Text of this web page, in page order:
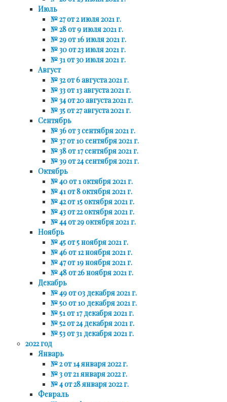
Июль
№ 27 от 2 июля 2021 г.
№ 28 от 9 июля 2021 г.
№ 29 от 16 июля 2021 г.
№ 30 от 23 июля 2021 г.
№ 31 от 30 июля 2021 г.
Август
№ 32 от 6 августа 2021 г.
№ 33 от 13 августа 2021 г.
№ 34 от 20 августа 2021 г.
№ 35 от 27 августа 2021 г.
Сентябрь
№ 36 от 3 сентября 2021 г.
№ 37 от 10 сентября 2021 г.
№ 38 от 17 сентября 2021 г.
№ 39 от 24 сентября 2021 г.
Октябрь
№ 40 от 1 октября 2021 г.
№ 41 от 8 октября 2021 г.
№ 42 от 15 октября 2021 г.
№ 43 от 22 октября 2021 г.
№ 44 от 29 октября 2021 г.
Ноябрь
№ 45 от 5 ноября 2021 г.
№ 46 от 12 ноября 2021 г.
№ 47 от 19 ноября 2021 г.
№ 48 от 26 ноября 2021 г.
Декабрь
№ 49 от 03 декабря 2021 г.
№ 50 от 10 декабря 2021 г.
№ 51 от 17 декабря 2021 г.
№ 52 от 24 декабря 2021 г.
№ 53 от 31 декабря 2021 г.
2022 год
Январь
№ 2 от 14 января 2022 г.
№ 3 от 21 января 2022 г.
№ 4 от 28 января 2022 г.
Февраль